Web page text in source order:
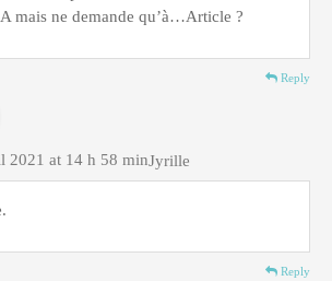
mais ne demande qu’à…Article ?
Reply
Jyrille
2021 at 14 h 58 min
Reply